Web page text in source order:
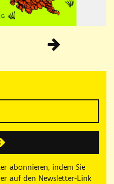
Vorherige
abonnieren, indem Sie
auf den Newsletter-Link